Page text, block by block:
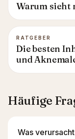
Warum sieht
RATGEBER
Die besten
und
Häufige
Was